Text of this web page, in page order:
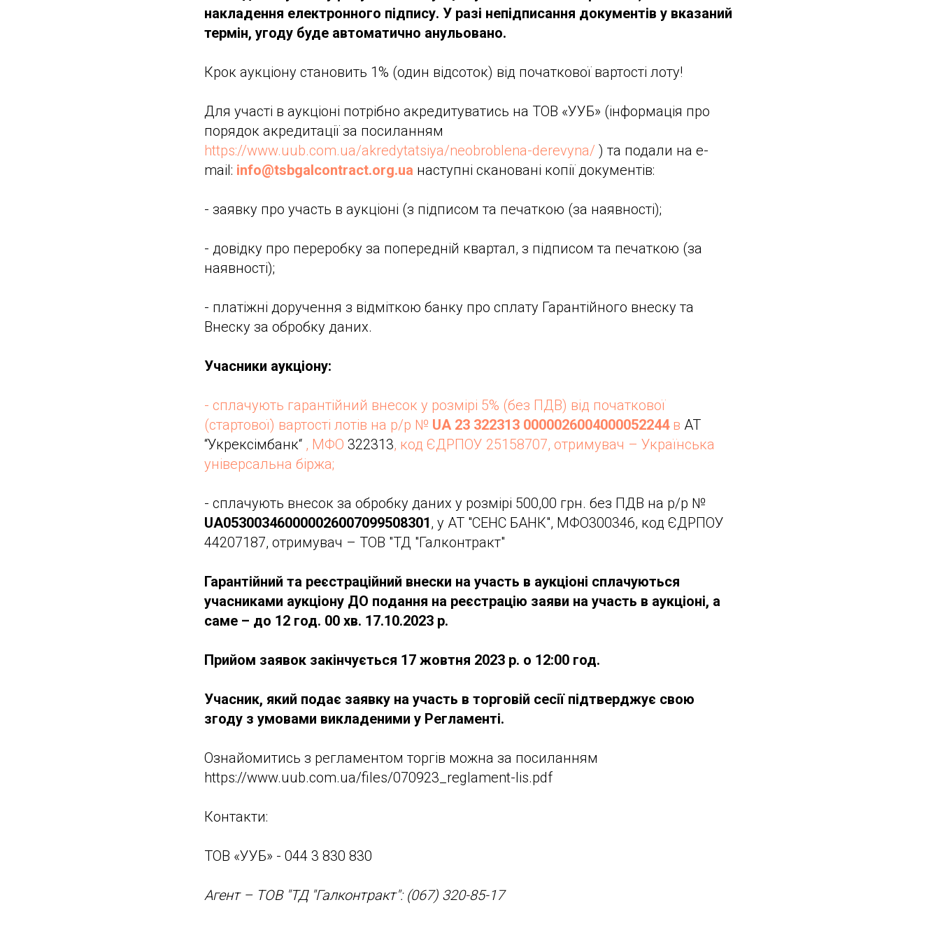
накладення електронного підпису. У разі непідписання документів у вказаний
термін, угоду буде автоматично анульовано.
Крок аукціону становить 1% (один відсоток) від початкової вартості лоту!
Для участі в аукціоні потрібно акредитуватись на ТОВ «УУБ» (інформація про
порядок акредитації за посиланням
https://www.uub.com.ua/akredytatsiya/neobroblena-derevyna/ ) та подали на e-
mail: info@tsbgalcontract.org.ua наступні скановані копії документів:
- заявку про участь в аукціоні (з підписом та печаткою (за наявності);
- довідку про переробку за попередній квартал, з підписом та печаткою (за
наявності);
- платіжні доручення з відміткою банку про сплату Гарантійного внеску та
Внеску за обробку даних.
Учасники аукціону:
- сплачують гарантійний внесок у розмірі 5% (без ПДВ) від початкової
(стартової) вартості лотів на р/р № UA 23 322313 0000026004000052244в АТ
“Укрексімбанк“ , МФО 322313, код ЄДРПОУ 25158707, отримувач – Українська
універсальна біржа;
- сплачують внесок за обробку даних у розмірі 500,00 грн. без ПДВ на р/р №
UA053003460000026007099508301, у АТ "СЕНС БАНК", МФО300346, код ЄДРПОУ
44207187, отримувач – ТОВ "ТД "Галконтракт"
Гарантійний та реєстраційний внески на участь в аукціоні сплачуються
учасниками аукціону ДО подання на реєстрацію заяви на участь в аукціоні, а
саме – до 12 год. 00 хв. 17.10.2023 р.
Прийом заявок закінчується 17 жовтня 2023 р. о 12:00 год.
Учасник, який подає заявку на участь в торговій сесії підтверджує свою
згоду з умовами викладеними у Регламенті.
Ознайомитись з регламентом торгів можна за посиланням
https://www.uub.com.ua/files/070923_reglament-lis.pdf
Контакти:
ТОВ «УУБ» - 044 3 830 830
Агент – ТОВ "ТД "Галконтракт": (067) 320-85-17